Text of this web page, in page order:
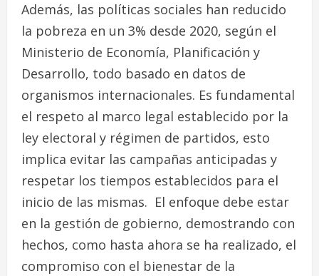
Además, las políticas sociales han reducido
la pobreza en un 3% desde 2020, según el
Ministerio de Economía, Planificación y
Desarrollo, todo basado en datos de
organismos internacionales. Es fundamental
el respeto al marco legal establecido por la
ley electoral y régimen de partidos, esto
implica evitar las campañas anticipadas y
respetar los tiempos establecidos para el
inicio de las mismas. El enfoque debe estar
en la gestión de gobierno, demostrando con
hechos, como hasta ahora se ha realizado, el
compromiso con el bienestar de la